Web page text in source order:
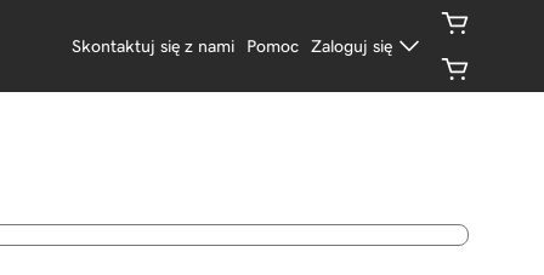
Skontaktuj się z nami Pomoc Zaloguj się